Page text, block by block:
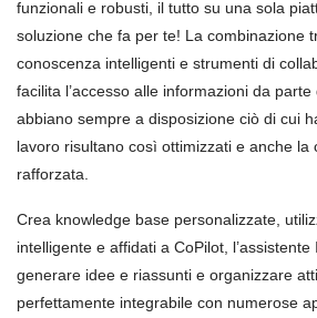
funzionali e robusti, il tutto su una sola
soluzione che fa per te! La combinazione
conoscenza intelligenti e strumenti di
facilita l’accesso alle informazioni da
abbiano sempre a disposizione ciò di cui
lavoro risultano così ottimizzati e anche la
rafforzata.
Crea knowledge base personalizzate,
intelligente e affidati a CoPilot,
generare idee e riassunti e organizzare
perfettamente integrabile con numerose